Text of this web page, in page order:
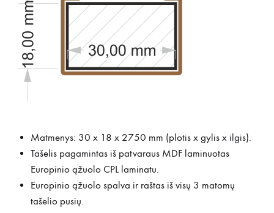
Matmenys: 30 x 18 x 2750 mm (plotis x gylis x ilgis).
Tašelis pagamintas iš patvaraus MDF laminuotas
Europinio ąžuolo CPL laminatu.
Europinio ąžuolo spalva ir raštas iš visų 3 matomų
tašelio pusių.